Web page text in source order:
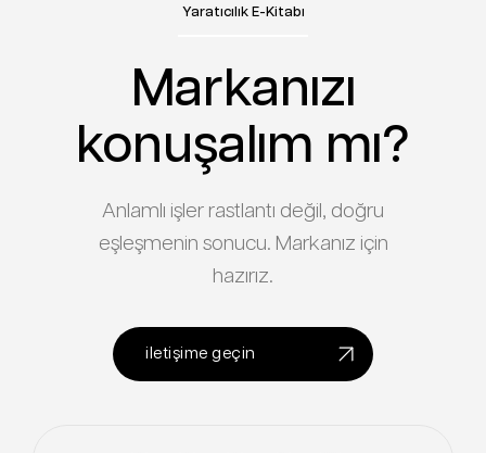
Yaratıcılık E-Kitabı
Markanızı
konuşalım mı?
Anlamlı işler rastlantı değil, doğru
eşleşmenin sonucu. Markanız için
hazırız.
iletişime geçin